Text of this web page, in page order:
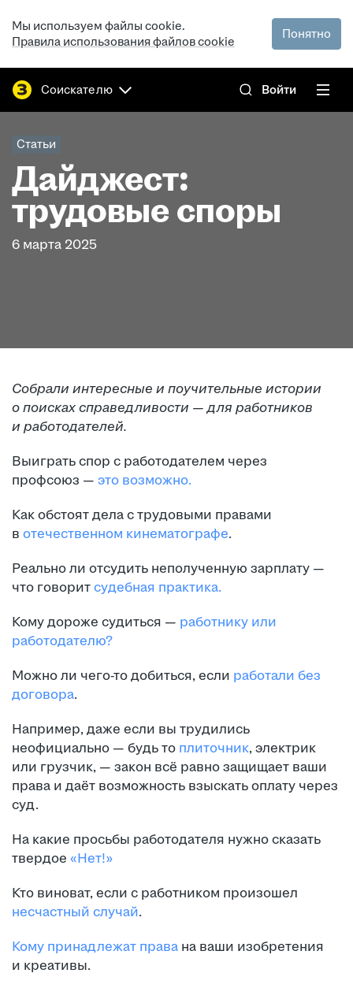
Мы используем файлы cookie.
Правила использования файлов cookie
Понятно
Соискателю Войти
Статьи
Дайджест:
трудовые споры
6 марта 2025
Собрали интересные и поучительные истории
о поисках справедливости — для работников
и работодателей.
Выиграть спор с работодателем через
профсоюз — это возможно.
Как обстоят дела с трудовыми правами
в отечественном кинематографе.
Реально ли отсудить неполученную зарплату —
что говорит судебная практика.
Кому дороже судиться — работнику или
работодателю?
Можно ли чего-то добиться, если работали без
договора.
Например, даже если вы трудились
неофициально — будь то плиточник, электрик
или грузчик, — закон всё равно защищает ваши
права и даёт возможность взыскать оплату через
суд.
На какие просьбы работодателя нужно сказать
твердое «Нет!»
Кто виноват, если с работником произошел
несчастный случай.
Кому принадлежат права на ваши изобретения
и креативы.